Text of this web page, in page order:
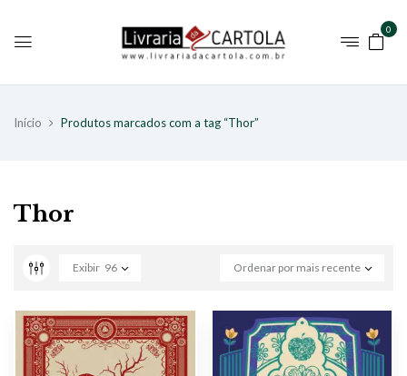
0
Início Produtos marcados com a tag “Thor”
Thor
Ordenar por mais recente
Exibir 96